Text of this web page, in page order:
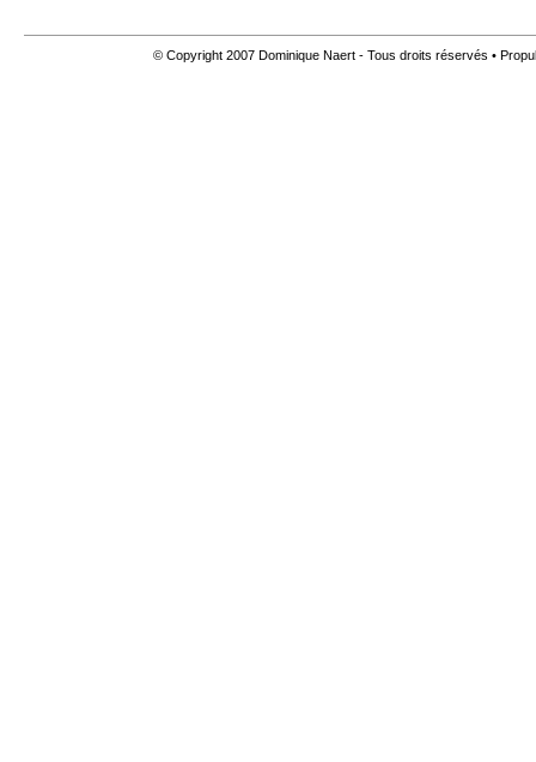
© Copyright 2007 Dominique Naert - Tous droits réservés •